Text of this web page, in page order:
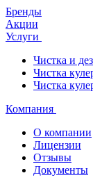
Бренды
Акции
Услуги
Чистка и
Чистка
Чистка
Компания
О компании
Лицензии
Отзывы
Документы